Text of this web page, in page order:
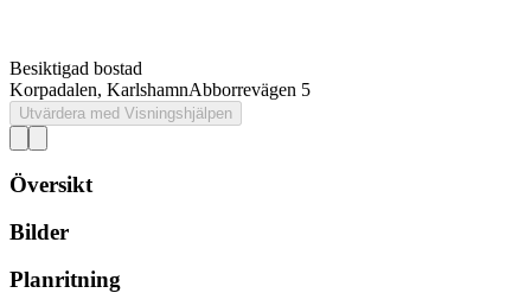
Besiktigad bostad
Korpadalen, KarlshamnAbborrevägen 5
Utvärdera med Visningshjälpen
Översikt
Bilder
Planritning